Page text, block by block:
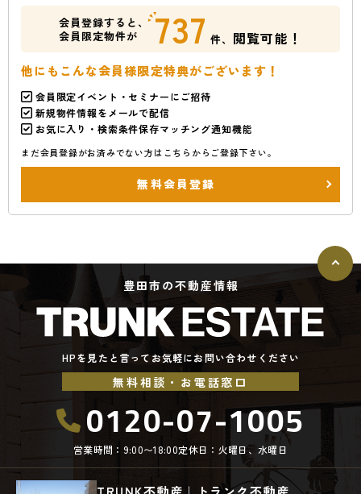
会員登録すると、
会員限定物件が
737 件、 閲覧可能！
他にもこんな会員様限定特典がございます！
会員限定イベント・セミナーにご招待
新規物件情報をメールで配信
お気に入り・検索条件保存マッチング通知機能
まだ会員登録がお済みでない方はこちらからご登録下さい。
無料会員登録
豊田市の不動産情報
HPを見たと言ってお気軽にお問い合わせください
無料相談・お電話窓口
0120-07-1005
営業時間：9:00〜18:00定休日：火曜日、水曜日